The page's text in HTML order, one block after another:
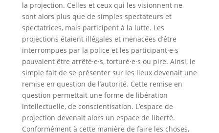
la projection. Celles et ceux qui les visionnent ne
sont alors plus que de simples spectateurs et
spectatrices, mais participent à la lutte. Les
projections étaient illégales et menacées d’être
interrompues par la police et les participant·e·s
pouvaient être arrêté·e·s, torturé·e·s ou pire. Ainsi, le
simple fait de se présenter sur les lieux devenait une
remise en question de l’autorité. Cette remise en
question permettait une forme de libération
intellectuelle, de conscientisation. L’espace de
projection devenait alors un espace de liberté.
Conformément à cette manière de faire les choses,